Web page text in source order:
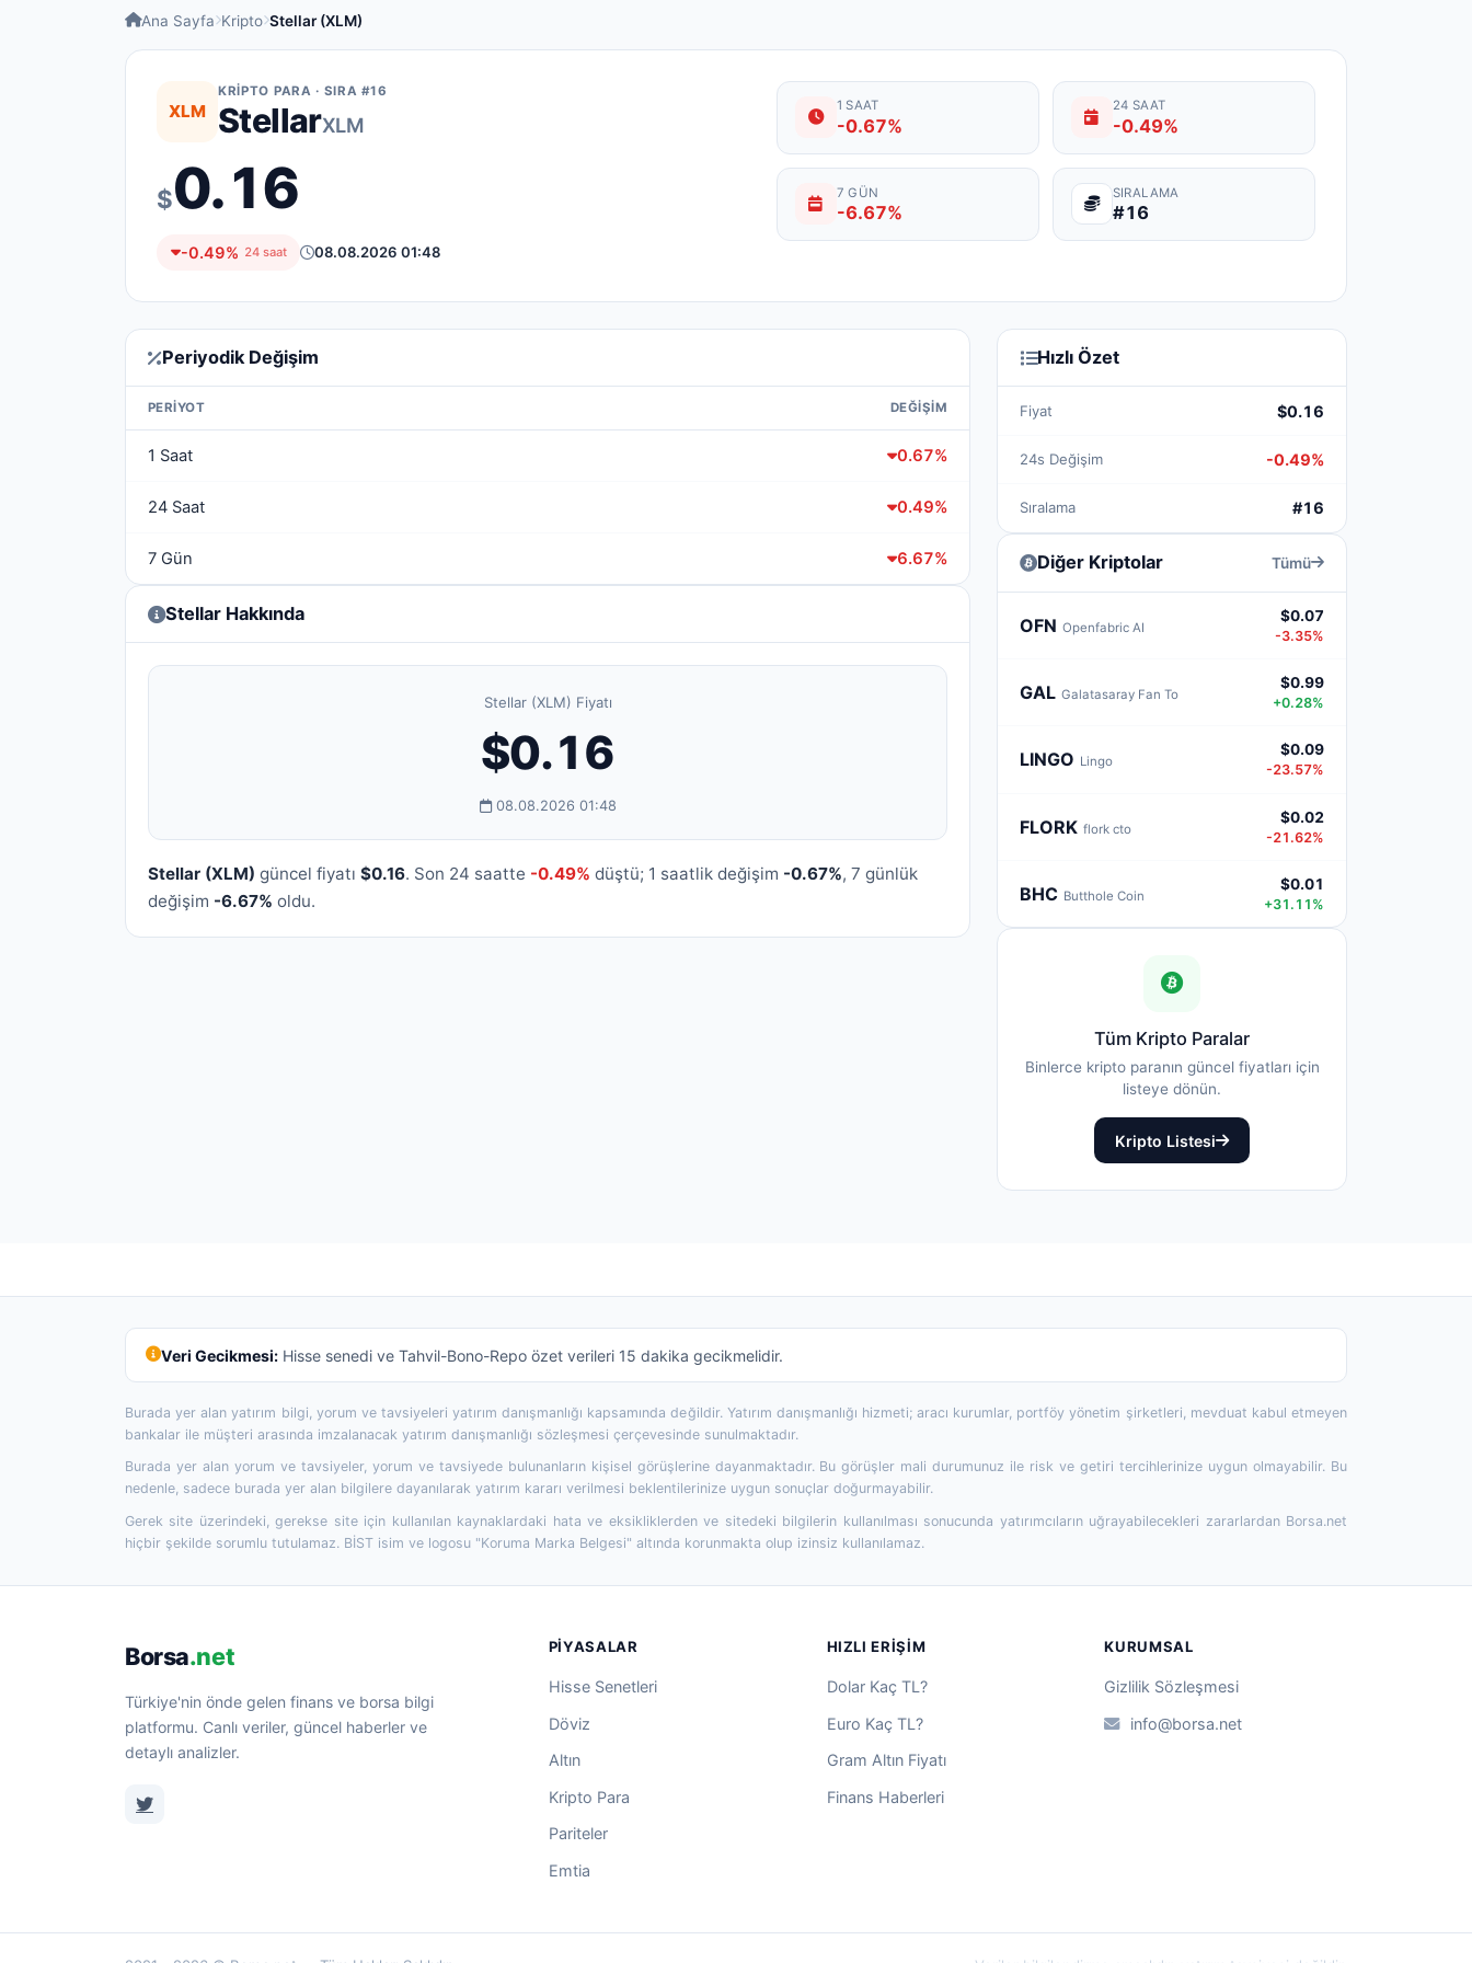
Ana Sayfa Kripto Stellar (XLM)
XLM
KRIPTO PARA · SIRA #16
StellarXLM
$0.16
-0.49% 24 saat 08.08.2026 01:48
1 SAAT
-0.67%
24 SAAT
-0.49%
7 GÜN
-6.67%
SIRALAMA
#16
Periyodik Değişim
PERIYOT DEĞIŞIM
1 Saat 0.67%
24 Saat 0.49%
7 Gün 6.67%
Stellar Hakkında
Stellar (XLM) Fiyatı
$0.16
08.08.2026 01:48
Stellar (XLM) güncel fiyatı $0.16. Son 24 saatte -0.49% düştü; 1 saatlik değişim -0.67%, 7 günlük
değişim -6.67% oldu.
Hızlı Özet
Fiyat $0.16
24s Değişim -0.49%
Sıralama #16
Diğer Kriptolar Tümü
OFN Openfabric AI
$0.07
-3.35%
GAL Galatasaray Fan To
$0.99
+0.28%
LINGO Lingo
$0.09
-23.57%
FLORK flork cto
$0.02
-21.62%
BHC Butthole Coin
$0.01
+31.11%
Tüm Kripto Paralar
Binlerce kripto paranın güncel fiyatları için
listeye dönün.
Kripto Listesi
Veri Gecikmesi:Hisse senedi ve Tahvil-Bono-Repo özet verileri 15 dakika gecikmelidir.
Burada yer alan yatırım bilgi, yorum ve tavsiyeleri yatırım danışmanlığı kapsamında değildir. Yatırım danışmanlığı hizmeti; aracı kurumlar, portföy yönetim şirketleri, mevduat kabul etmeyen
bankalar ile müşteri arasında imzalanacak yatırım danışmanlığı sözleşmesi çerçevesinde sunulmaktadır.
Burada yer alan yorum ve tavsiyeler, yorum ve tavsiyede bulunanların kişisel görüşlerine dayanmaktadır. Bu görüşler mali durumunuz ile risk ve getiri tercihlerinize uygun olmayabilir. Bu
nedenle, sadece burada yer alan bilgilere dayanılarak yatırım kararı verilmesi beklentilerinize uygun sonuçlar doğurmayabilir.
Gerek site üzerindeki, gerekse site için kullanılan kaynaklardaki hata ve eksikliklerden ve sitedeki bilgilerin kullanılması sonucunda yatırımcıların uğrayabilecekleri zararlardan Borsa.net
hiçbir şekilde sorumlu tutulamaz. BİST isim ve logosu "Koruma Marka Belgesi" altında korunmakta olup izinsiz kullanılamaz.
Borsa.net
Türkiye'nin önde gelen finans ve borsa bilgi
platformu. Canlı veriler, güncel haberler ve
detaylı analizler.
PIYASALAR
Hisse Senetleri
Döviz
Altın
Kripto Para
Pariteler
Emtia
HIZLI ERIŞIM
Dolar Kaç TL?
Euro Kaç TL?
Gram Altın Fiyatı
Finans Haberleri
KURUMSAL
Gizlilik Sözleşmesi
info@borsa.net